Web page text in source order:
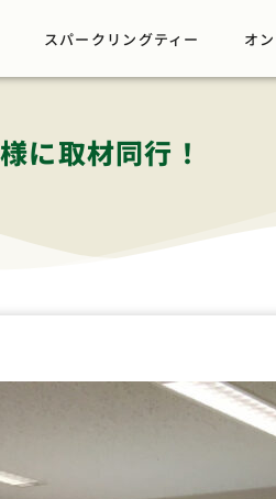
スパークリングティー オ
に取材同行！